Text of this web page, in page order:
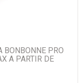
- Œil/Tige - Pour
BONBONNE PRO
A PARTIR DE